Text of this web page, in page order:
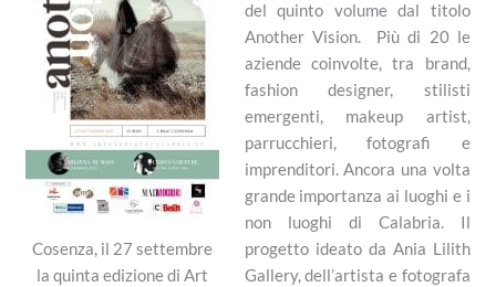
Cosenza, il 27 settembre
la quinta edizione di Art
del quinto volume dal titolo
Another Vision. Più di 20 le
aziende coinvolte, tra brand,
fashion designer, stilisti
emergenti, makeup artist,
parrucchieri, fotografi e
imprenditori. Ancora una volta
grande importanza ai luoghi e i
non luoghi di Calabria. Il
progetto ideato da Ania Lilith
Gallery, dell’artista e fotografa